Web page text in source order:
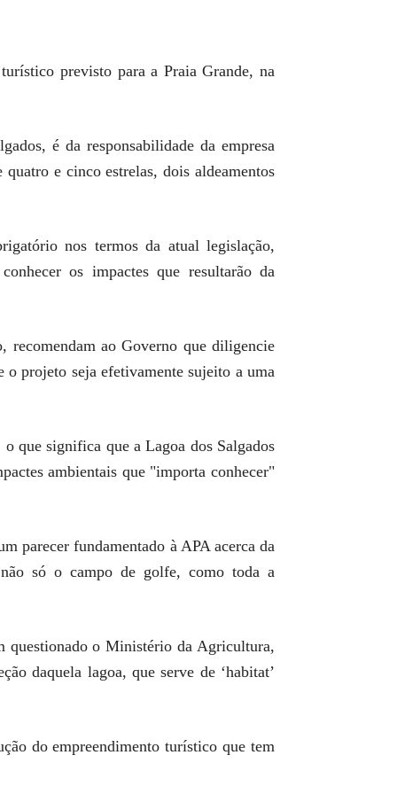
previsto para a Praia Grande, na
é da responsabilidade da empresa
e cinco estrelas, dois aldeamentos
nos termos da atual legislação,
os impactes que resultarão da
recomendam ao Governo que diligencie
projeto seja efetivamente sujeito a uma
que significa que a Lagoa dos Salgados
ambientais que "importa conhecer"
parecer fundamentado à APA acerca da
só o campo de golfe, como toda a
questionado o Ministério da Agricultura,
daquela lagoa, que serve de ‘habitat’
do empreendimento turístico que tem